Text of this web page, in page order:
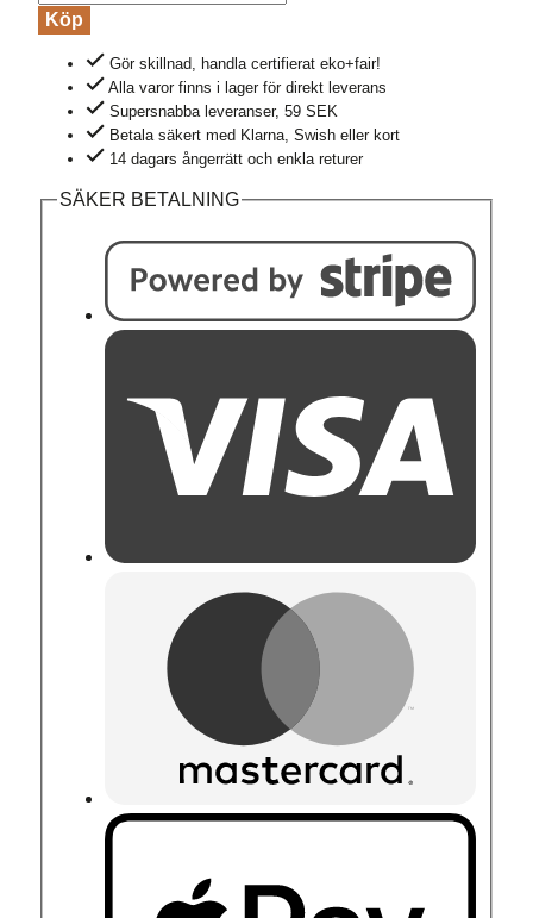
stickad
100%
khakigrön
mängd
Köp
Gör skillnad, handla certifierat eko+fair!
Alla varor finns i lager för direkt leverans
Supersnabba leveranser, 59 SEK
Betala säkert med Klarna, Swish eller kort
14 dagars ångerrätt och enkla returer
SÄKER BETALNING